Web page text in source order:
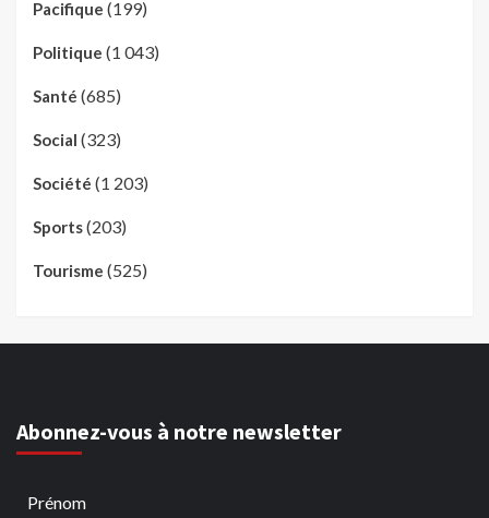
Pacifique (199)
Politique (1 043)
Santé (685)
Social (323)
Société (1 203)
Sports(203)
Tourisme (525)
Abonnez-vous à notre newsletter
Prénom